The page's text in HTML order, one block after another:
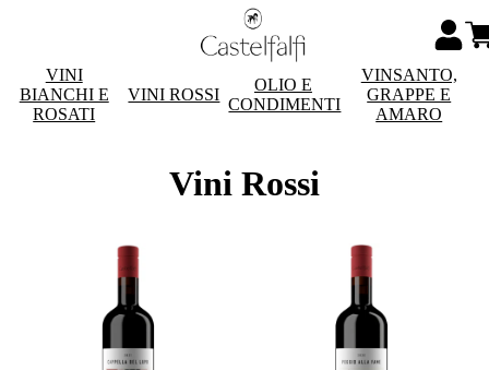
VINI
BIANCHI E
ROSATI
VINI ROSSI
OLIO E
CONDIMENTI
VINSANTO,
GRAPPE E
AMARO
Vini Rossi